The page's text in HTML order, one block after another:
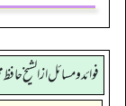
فوائد ومسائل از الشيخ